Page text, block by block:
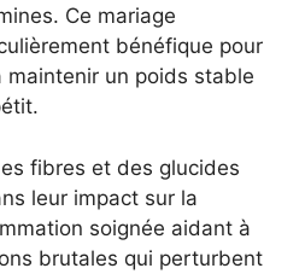
Ce mariage
bénéfique pour
maintenir un poids stable
fibres et des glucides
leur impact sur la
soignée aidant à
brutales qui perturbent